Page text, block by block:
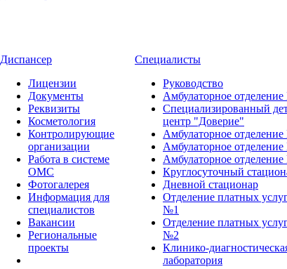
Диспансер
Лицензии
Документы
Реквизиты
Косметология
Контролирующие
организации
Работа в системе
ОМС
Фотогалерея
Информация для
специалистов
Вакансии
Региональные
проекты
Специалисты
Руководство
Амбулаторное
Специализированный
центр "Доверие"
Амбулаторное
Амбулаторное
Амбулаторное
Круглосуточный
Дневной стационар
Отделение платных
№1
Отделение платных
№2
Клинико-
лаборатория